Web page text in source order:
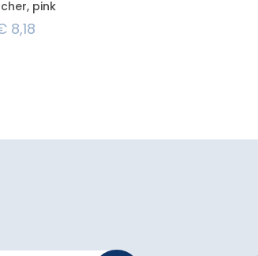
pink
8,18